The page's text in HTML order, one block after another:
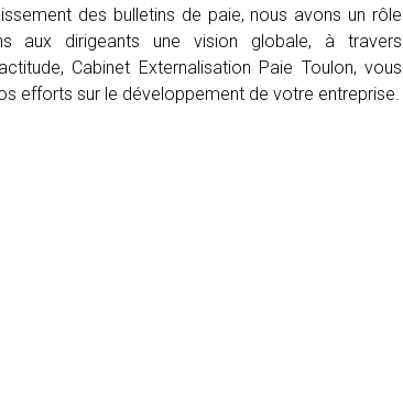
des bulletins de paie, nous avons un rôle
aux dirigeants une vision globale, à travers
Cabinet Externalisation Paie Toulon, vous
efforts sur le développement de votre entreprise.